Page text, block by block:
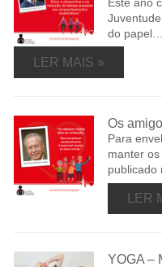
Este ano
do papel…
LER MAIS »
Os
Para
manter
publicado
LER
YOGA –